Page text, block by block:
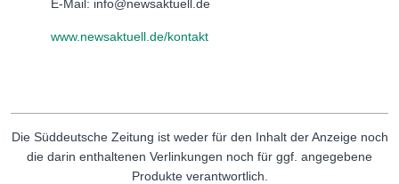
E-Mail: info@newsaktuell.de
www.newsaktuell.de/kontakt
Die Süddeutsche Zeitung ist weder für den Inhalt der Anzeige noch
die darin enthaltenen Verlinkungen noch für ggf. angegebene
Produkte verantwortlich.